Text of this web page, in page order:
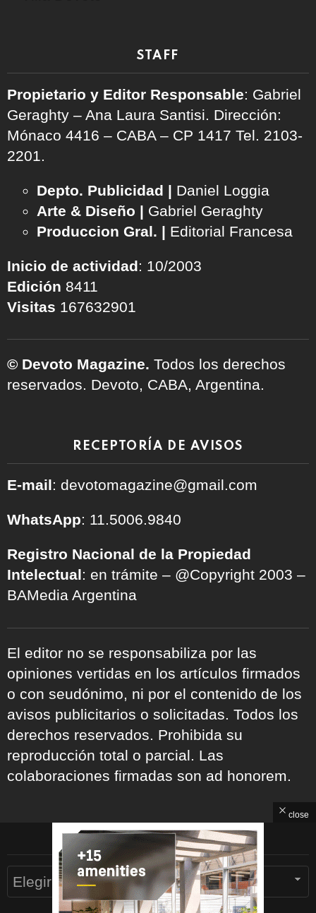
STAFF
Propietario y Editor Responsable: Gabriel
Geraghty – Ana Laura Santisi. Dirección:
Mónaco 4416 – CABA – CP 1417 Tel. 2103-
2201.
Depto. Publicidad | Daniel Loggia
Arte & Diseño | Gabriel Geraghty
Produccion Gral. | Editorial Francesa
Inicio de actividad: 10/2003
Edición 8411
Visitas 167632901
© Devoto Magazine. Todos los derechos
reservados. Devoto, CABA, Argentina.
RECEPTORÍA DE AVISOS
E-mail: devotomagazine@gmail.com
WhatsApp: 11.5006.9840
Registro Nacional de la Propiedad
Intelectual: en trámite – @Copyright 2003 –
BAMedia Argentina
El editor no se responsabiliza por las
opiniones vertidas en los artículos firmados
o con seudónimo, ni por el contenido de los
avisos publicitarios o solicitadas. Todos los
derechos reservados. Prohibida su
reproducción total o parcial. Las
colaboraciones firmadas son ad honorem.
ARCHIVOS
Archivos
close